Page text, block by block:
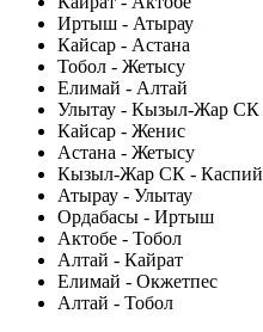
Иртыш - Атырау
Кайсар - Астана
Тобол - Жетысу
Елимай - Алтай
Улытау - Кызыл-Жар СК
Кайсар - Женис
Астана - Жетысу
Кызыл-Жар СК - Каспий
Атырау - Улытау
Ордабасы - Иртыш
Актобе - Тобол
Алтай - Кайрат
Елимай - Окжетпес
Алтай - Тобол